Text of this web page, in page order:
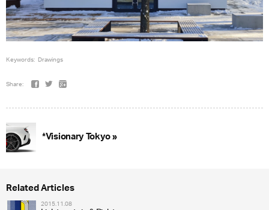
Keywords: Drawings
Share:
*Visionary Tokyo »
Related Articles
2015.11.08